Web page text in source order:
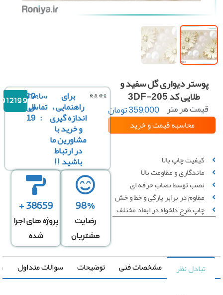
دیواری گل سفید و
طلایی کد 3DF-205
قیمت هر متر
مربع : 359,000تومان
کیفیت چاپ بالا
ماندگاری و مقاومت بالا
نصب توسط نصاب حرفه ای
مقاوم در برابر پارگی و خط‌ و خش
چاپ طرح دلخواه در ابعاد مختلف
محاسبه قیمتو خرید
در عرض کشیدگی در ارتفاع
برای
راهنمایی ،
اندازه گیری
و خرید با
مشاورین ما
در ارتباط
باشید !!
ساعت
تماس
:
10
الی
19
09121996816
98%
رضایت
مشتریان
38659 +
پروژه های اجرا
تبادل نظر مشخصات فنی توضیحات سوالات متداول